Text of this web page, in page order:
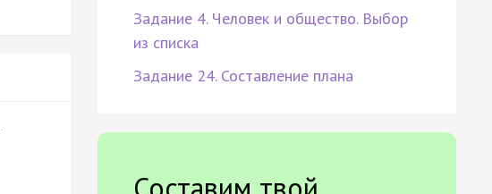
Задание 4. Человек и общество. Выбор
из списка
Задание 24. Составление плана